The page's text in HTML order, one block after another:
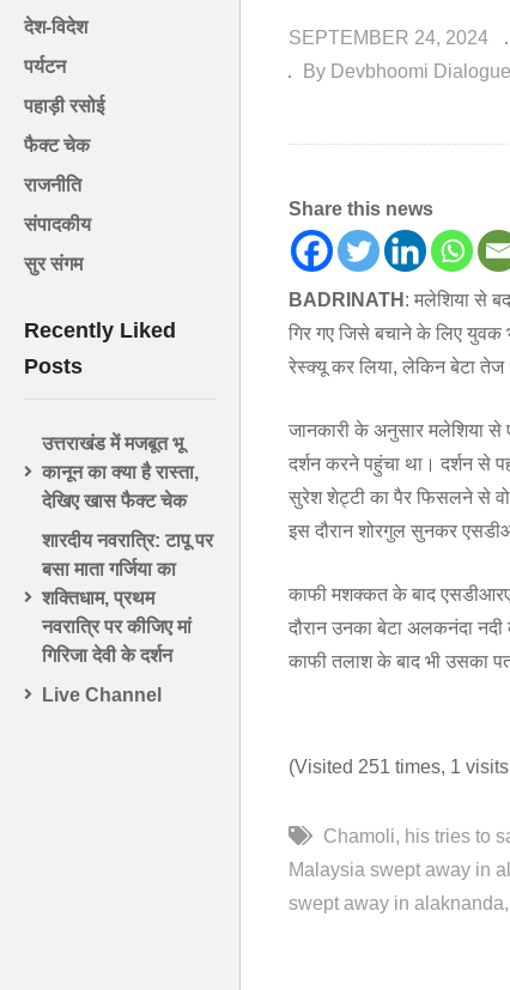
देश-विदेश
पर्यटन
पहाड़ी रसोई
फैक्ट चेक
राजनीति
संपादकीय
सुर संगम
Recently Liked
Posts
उत्तराखंड में मजबूत भू
कानून का क्या है रास्ता,
देखिए खास फैक्ट चेक
शारदीय नवरात्रि: टापू पर
बसा माता गर्जिया का
शक्तिधाम, प्रथम
नवरात्रि पर कीजिए मां
गिरिजा देवी के दर्शन
Live Channel
SEPTEMBER 24, 2024
By Devbhoomi Dialogue
Share this news
BADRINATH : मलेशिया से
गिर गए जिसे बचाने के लिए युवक
रेस्क्यू कर लिया, लेकिन बेटा तेज
जानकारी के अनुसार मलेशिया से
दर्शन करने पहुंचा था। दर्शन से
सुरेश शेट्टी का पैर फिसलने से वो
इस दौरान शोरगुल सुनकर
काफी मशक्कत के बाद
दौरान उनका बेटा अलकनंदा
काफी तलाश के बाद भी उसका
(Visited 251 times, 1
Chamoli his tries to
Malaysia swept away in
swept away in alaknanda